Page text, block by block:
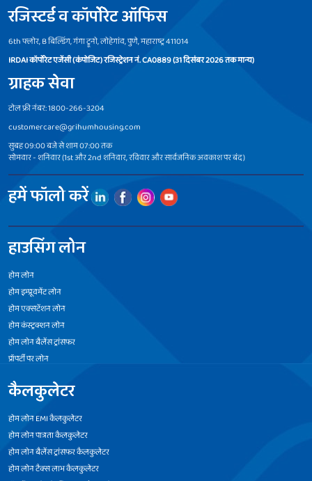
रजिस्टर्ड व कॉर्पोरेट ऑफिस
6th फ्लोर, B बिल्डिंग, गंगा ट्रूनो, लोहेगांव, पुणे, महाराष्ट्र 411014
IRDAI कॉर्पोरेट एजेंसी (कंपोजिट) रजिस्ट्रेशन नं. CA0889 (31 दिसंबर 2026 तक मान्य)
ग्राहक सेवा
टोल फ्री नंबर: 1800-266-3204
customercare@grihumhousing.com
सुबह 09:00 बजे से शाम 07:00 तक
सोमवार - शनिवार (1st और 2nd शनिवार, रविवार और सार्वजनिक अवकाश पर बंद)
हमें फॉलो करें
हाउसिंग लोन
होम लोन
होम इम्प्रूवमेंट लोन
होम एक्सटेंशन लोन
होम कंस्ट्रक्शन लोन
होम लोन बैलेंस ट्रांसफर
प्रॉपर्टी पर लोन
कैलकुलेटर
होम लोन EMI कैलकुलेटर
होम लोन पात्रता कैलकुलेटर
होम लोन बैलेंस ट्रांसफर कैलकुलेटर
होम लोन टैक्स लाभ कैलकुलेटर